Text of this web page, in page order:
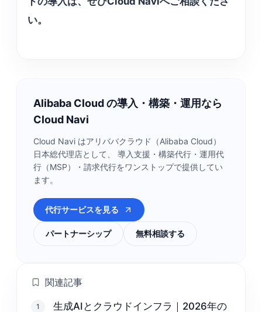
い。
Alibaba Cloud の導入・構築・運用なら
Cloud Navi
Cloud Navi はアリババクラウド（Alibaba Cloud）
日本総代理店として、 導入支援・構築代行・運用代
行（MSP）・請求代行をワンストップで提供してい
ます。
代行サービスを見る
パートナーシップ 無料相談する
関連記事
1 生成AIとクラウドインフラ｜2026年の